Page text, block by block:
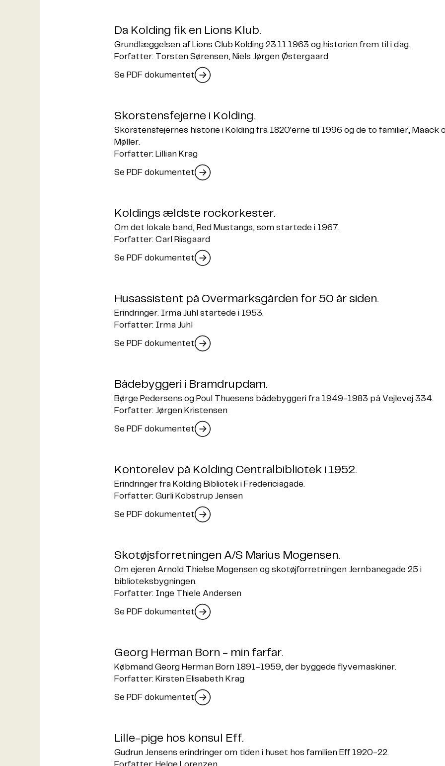
Da Kolding fik en Lions Klub.
Grundlæggelsen af Lions Club Kolding 23.11.1963 og historien frem til i dag.
Forfatter: Torsten Sørensen, Niels Jørgen Østergaard
Se PDF dokumentet
Skorstensfejerne i Kolding.
Skorstensfejernes historie i Kolding fra 1820'erne til 1996 og de to familier, Maack
Møller.
Forfatter: Lillian Krag
Se PDF dokumentet
Koldings ældste rockorkester.
Om det lokale band, Red Mustangs, som startede i 1967.
Forfatter: Carl Riisgaard
Se PDF dokumentet
Husassistent på Overmarksgården for 50 år siden.
Erindringer. Irma Juhl startede i 1953.
Forfatter: Irma Juhl
Se PDF dokumentet
Bådebyggeri i Bramdrupdam.
Børge Pedersens og Poul Thuesens bådebyggeri fra 1949-1983 på Vejlevej 334.
Forfatter: Jørgen Kristensen
Se PDF dokumentet
Kontorelev på Kolding Centralbibliotek i 1952.
Erindringer fra Kolding Bibliotek i Fredericiagade.
Forfatter: Gurli Kobstrup Jensen
Se PDF dokumentet
Skotøjsforretningen A/S Marius Mogensen.
Om ejeren Arnold Thielse Mogensen og skotøjforretningen Jernbanegade 25 i
biblioteksbygningen.
Forfatter: Inge Thiele Andersen
Se PDF dokumentet
Georg Herman Born - min farfar.
Købmand Georg Herman Born 1891-1959, der byggede flyvemaskiner.
Forfatter: Kirsten Elisabeth Krag
Se PDF dokumentet
Lille-pige hos konsul Eff.
Gudrun Jensens erindringer om tiden i huset hos familien Eff 1920-22.